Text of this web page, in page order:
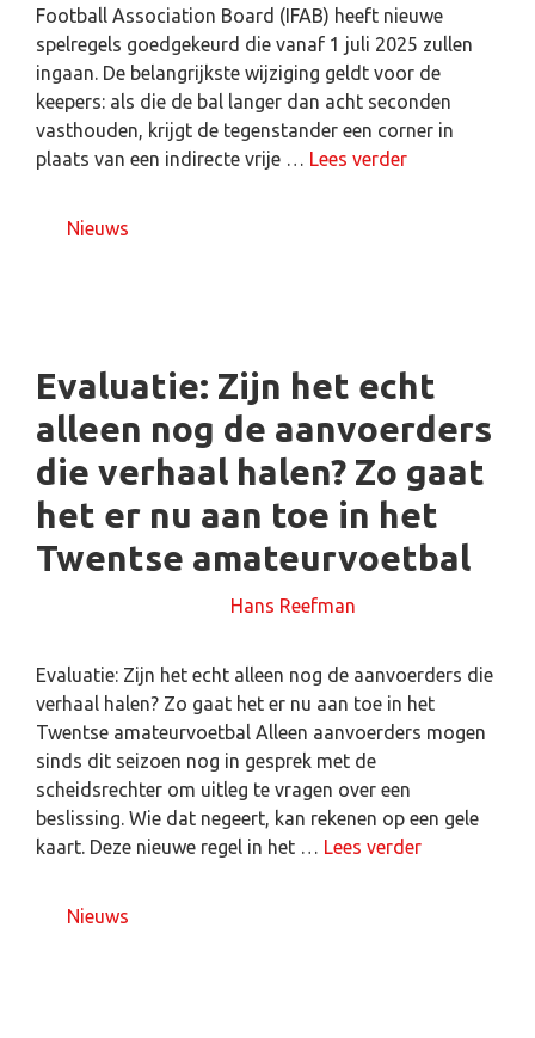
Football Association Board (IFAB) heeft nieuwe
spelregels goedgekeurd die vanaf 1 juli 2025 zullen
ingaan. De belangrijkste wijziging geldt voor de
keepers: als die de bal langer dan acht seconden
vasthouden, krijgt de tegenstander een corner in
plaats van een indirecte vrije … Lees verder
Nieuws
Evaluatie: Zijn het echt
alleen nog de aanvoerders
die verhaal halen? Zo gaat
het er nu aan toe in het
Twentse amateurvoetbal
Hans Reefman
Evaluatie: Zijn het echt alleen nog de aanvoerders die
verhaal halen? Zo gaat het er nu aan toe in het
Twentse amateurvoetbal Alleen aanvoerders mogen
sinds dit seizoen nog in gesprek met de
scheidsrechter om uitleg te vragen over een
beslissing. Wie dat negeert, kan rekenen op een gele
kaart. Deze nieuwe regel in het … Lees verder
Nieuws